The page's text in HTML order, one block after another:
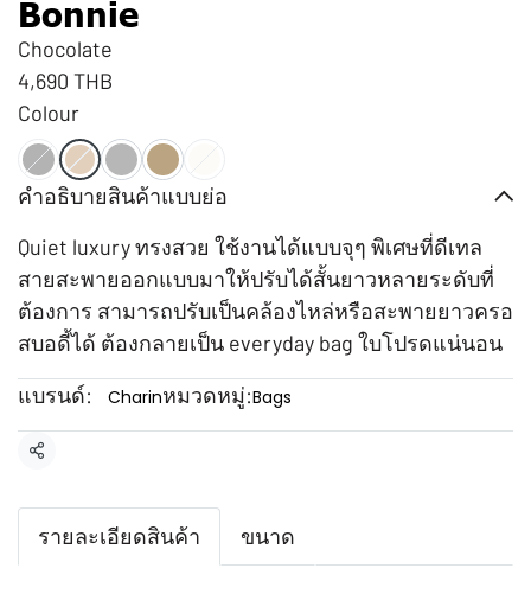
Bonnie
Chocolate
4,690 THB
Colour
คำอธิบายสินค้าแบบย่อ
Quiet luxury ทรงสวย ใช้งานได้แบบจุๆ พิเศษที่ดีเทล
สายสะพายออกแบบมาให้ปรับได้สั้นยาวหลายระดับที่
ต้องการ สามารถปรับเป็นคล้องไหล่หรือสะพายยาวครอ
สบอดี้ได้ ต้องกลายเป็น everyday bag ใบโปรดแน่นอน
แบรนด์:
Charinหมวดหมู่:Bags
แชร์
รายละเอียดสินค้า ขนาด